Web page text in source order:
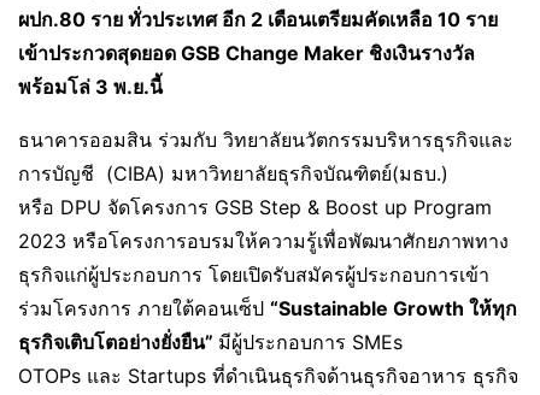
ผปก.80 ราย ทั่วประเทศ อีก 2 เดือนเตรียมคัดเหลือ 10 ราย
เข้าประกวดสุดยอด GSB Change Maker ชิงเงินรางวัล
พร้อมโล่ 3 พ.ย.นี้
ธนาคารออมสิน ร่วมกับ วิทยาลัยนวัตกรรมบริหารธุรกิจและ
การบัญชี (CIBA) มหาวิทยาลัยธุรกิจบัณฑิตย์(มธบ.)
หรือ DPU จัดโครงการ GSB Step & Boost up Program
2023 หรือโครงการอบรมให้ความรู้เพื่อพัฒนาศักยภาพทาง
ธุรกิจแก่ผู้ประกอบการ โดยเปิดรับสมัครผู้ประกอบการเข้า
ร่วมโครงการ ภายใต้คอนเซ็ป “Sustainable Growth ให้ทุก
ธุรกิจเติบโตอย่างยั่งยืน” มีผู้ประกอบการ SMEs
OTOPs และ Startups ที่ดำเนินธุรกิจด้านธุรกิจอาหาร ธุรกิจ